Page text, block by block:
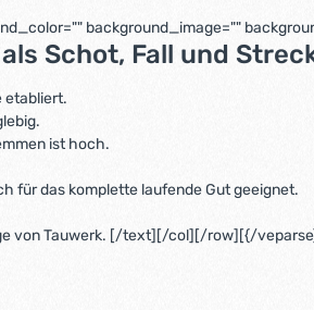
background_image=""
Schot, Fall und
etabliert.
ist hoch.
für das komplette laufende Gut geeignet.
von Tauwerk. [/text][/col][/row][{/